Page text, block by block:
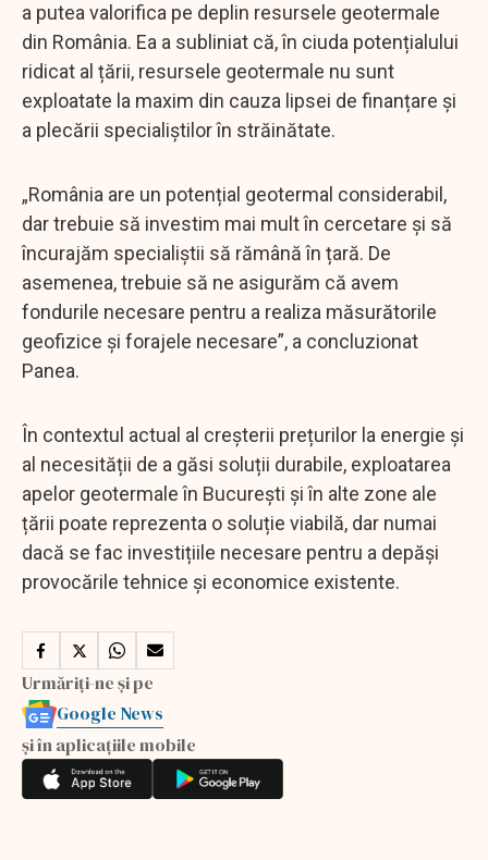
a putea valorifica pe deplin resursele geotermale
din România. Ea a subliniat că, în ciuda potențialului
ridicat al țării, resursele geotermale nu sunt
exploatate la maxim din cauza lipsei de finanțare și
a plecării specialiștilor în străinătate.
„România are un potențial geotermal considerabil,
dar trebuie să investim mai mult în cercetare și să
încurajăm specialiștii să rămână în țară. De
asemenea, trebuie să ne asigurăm că avem
fondurile necesare pentru a realiza măsurătorile
geofizice și forajele necesare”, a concluzionat
Panea.
În contextul actual al creșterii prețurilor la energie și
al necesității de a găsi soluții durabile, exploatarea
apelor geotermale în București și în alte zone ale
țării poate reprezenta o soluție viabilă, dar numai
dacă se fac investițiile necesare pentru a depăși
provocările tehnice și economice existente.
Urmăriți-ne și pe
Google News
și în aplicațiile mobile